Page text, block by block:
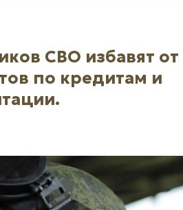
СВО избавят от
по кредитам и